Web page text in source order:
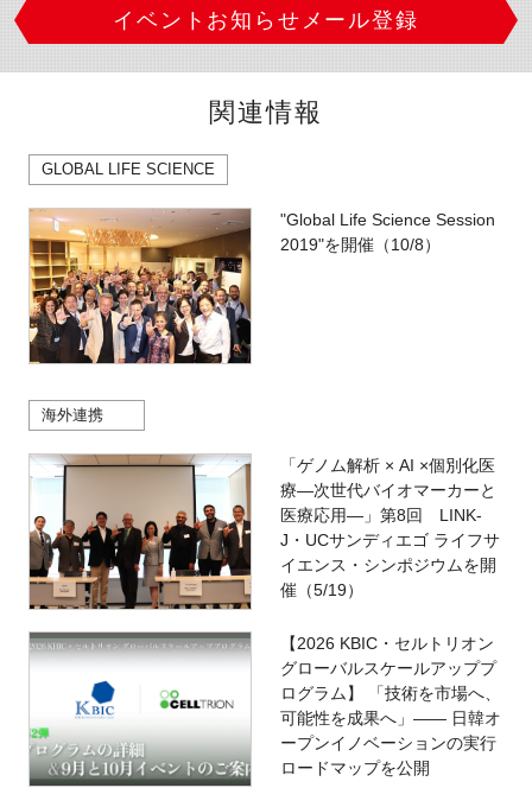
イベントお知らせメール登録
関連情報
GLOBAL LIFE SCIENCE
"Global Life Science Session
2019"を開催（10/8）
海外連携
「ゲノム解析 × AI ×個別化医
療―次世代バイオマーカーと
医療応用―」第8回 LINK-
J・UCサンディエゴ ライフサ
イエンス・シンポジウムを開
催（5/19）
【2026 KBIC・セルトリオン
グローバルスケールアッププ
ログラム】 「技術を市場へ、
可能性を成果へ」―― 日韓オ
ープンイノベーションの実行
ロードマップを公開